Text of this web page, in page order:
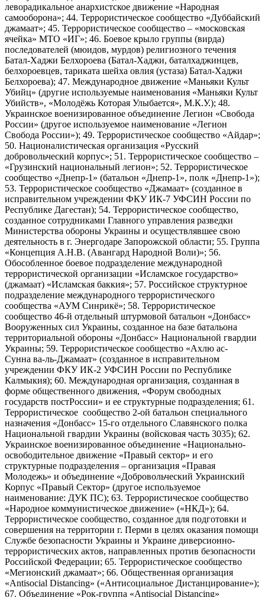
леворадикальное анархистское движение «Народная
самооборона»; 44. Террористическое сообщество «Дуббайский
джамаат»; 45. Террористическое сообщество – «московская
ячейка» МТО «ИГ»; 46. Боевое крыло группы (вирда)
последователей (мюидов, мурдов) религиозного течения
Батал-Хаджи Белхороева (Батал-Хаджи, баталхаджинцев,
белхороевцев, тариката шейха овлия (устаза) Батал-Хаджи
Белхороева); 47. Международное движение «Маньяки Культ
Убийц» (другие используемые наименования «Маньяки Культ
Убийств», «Молодёжь Которая Улыбается», М.К.У.); 48.
Украинское военизированное объединение Легион «Свобода
России» (другое используемое наименование «Легион
Свобода России»); 49. Террористическое сообщество «Айдар»;
50. Националистическая организация «Русский
добровольческий корпус»; 51. Террористическое сообщество –
«Грузинский национальный легион»; 52. Террористическое
сообщество «Днепр-1» (батальон «Днепр-1», полк «Днепр-1»);
53. Террористическое сообщество «Джамаат» (созданное в
исправительном учреждении ФКУ ИК-7 УФСИН России по
Республике Дагестан); 54. Террористическое сообщество,
созданное сотрудниками Главного управления разведки
Министерства обороны Украины и осуществлявшее свою
деятельность в г. Энергодаре Запорожской области; 55. Группа
«Концепция А.Н.В. (Авангард Народной Воли)»; 56.
Обособленное боевое подразделение международной
террористической организации «Исламское государство»
(джамаат) «Исламская баккия»; 57. Российское структурное
подразделение международного террористического
сообщества «АУМ Синрикё»; 58. Террористическое
сообщество 46-й отдельный штурмовой батальон «Донбасс»
Вооруженных сил Украины, созданное на базе батальона
территориальной обороны «Донбасс» Национальной гвардии
Украины; 59. Террористическое сообщество «Ахлю ас-
Сунна ва-ль-Джамаат» (созданное в исправительном
учреждении ФКУ ИК-2 УФСИН России по Республике
Калмыкия); 60. Международная организация, созданная в
форме общественного движения, «Форум свободных
государств постРоссии» и ее структурные подразделения; 61.
Террористическое сообщество 2-ой батальон специального
назначения «Донбасс» 15-го отдельного Славянского полка
Национальной гвардии Украины (войсковая часть 3035); 62.
Украинское военизированное объединение «Национально-
освободительное движение «Правый сектор» и его
структурные подразделения – организация «Правая
Молодежь» и объединение «Добровольческий Украинский
Корпус «Правый Сектор» (другое используемое
наименование: ДУК ПС); 63. Террористическое сообщество
«Народное коммунистическое движение» («НКД»); 64.
Террористическое сообщество, созданное для подготовки и
совершения на территории г. Перми в целях оказания помощи
Службе безопасности Украины и Украине диверсионно-
террористических актов, направленных против безопасности
Российской Федерации; 65. Террористическое сообщество
«Мегионский джамаат»; 66. Общественная организация
«Antisocial Distancing» («Антисоциальное Дистанцирование»);
67. Объединение «Рок-группа «Antisocial Distancing»